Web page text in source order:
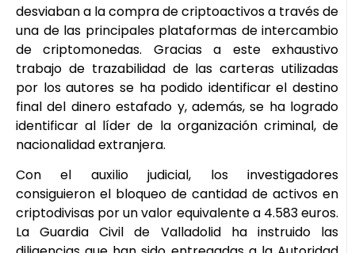
desviaban a la compra de criptoactivos a través de
una de las principales plataformas de intercambio
de criptomonedas. Gracias a este exhaustivo
trabajo de trazabilidad de las carteras utilizadas
por los autores se ha podido identificar el destino
final del dinero estafado y, además, se ha logrado
identificar al líder de la organización criminal, de
nacionalidad extranjera.
Con el auxilio judicial, los investigadores
consiguieron el bloqueo de cantidad de activos en
criptodivisas por un valor equivalente a 4.583 euros.
La Guardia Civil de Valladolid ha instruido las